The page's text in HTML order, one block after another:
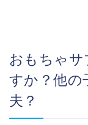
おもちゃ
すか？他の
夫？